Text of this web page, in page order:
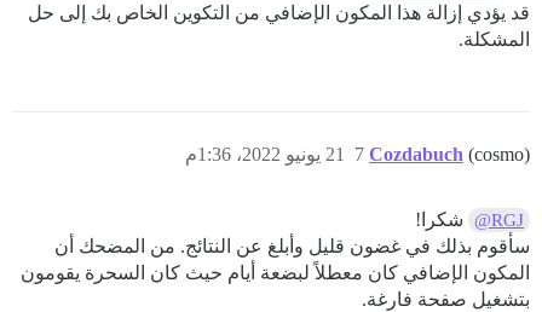
قد يؤدي إزالة هذا المكون الإضافي من التكوين الخاص بك إلى حل
المشكلة.
Cozdabuch (cosmo) 21 يونيو 2022، 1:36م 7
@RGJ
شكرا!
سأقوم بذلك في غضون قليل وأبلغ عن النتائج. من المضحك أن
المكون الإضافي كان معطلاً لبضعة أيام حيث كان السحرة يقومون
بتشغيل صفحة فارغة.